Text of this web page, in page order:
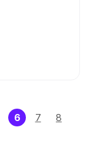
6(current)
7
8